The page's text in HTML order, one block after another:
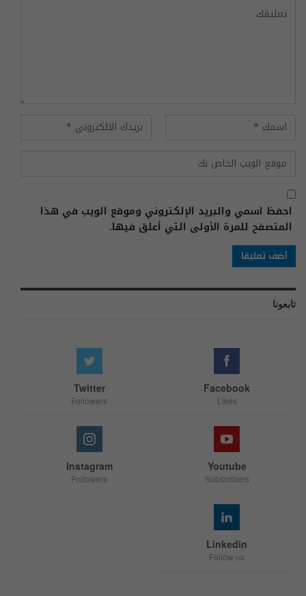
احفظ اسمي والبريد الإلكتروني وموقع الويب في هذا
المتصفح للمرة الأولى التي أعلق فيها.
تابعونا
Facebook
Likes
Twitter
Followers
Youtube
Subscribers
Instagram
Followers
Linkedin
Follow us